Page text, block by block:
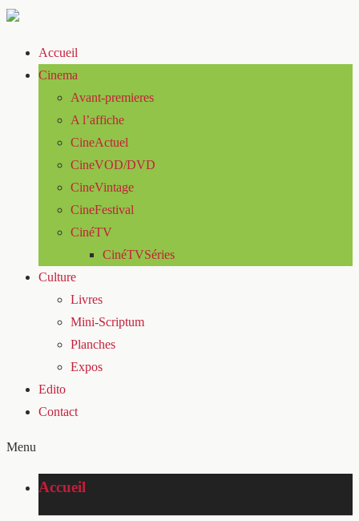
Accueil
Cinema
Avant-premieres
A l’affiche
CineActuel
CineVOD/DVD
CineVintage
CineFestival
CinéTV
CinéTVSéries
Culture
Livres
Mini-Scriptum
Planches
Expos
Edito
Contact
Menu
Accueil